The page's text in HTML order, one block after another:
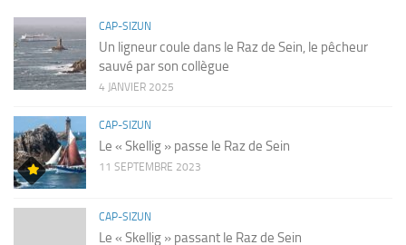
CAP-SIZUN
Un ligneur coule dans le Raz de Sein, le pêcheur
sauvé par son collègue
4 JANVIER 2025
CAP-SIZUN
Le « Skellig » passe le Raz de Sein
11 SEPTEMBRE 2023
CAP-SIZUN
Le « Skellig » passant le Raz de Sein